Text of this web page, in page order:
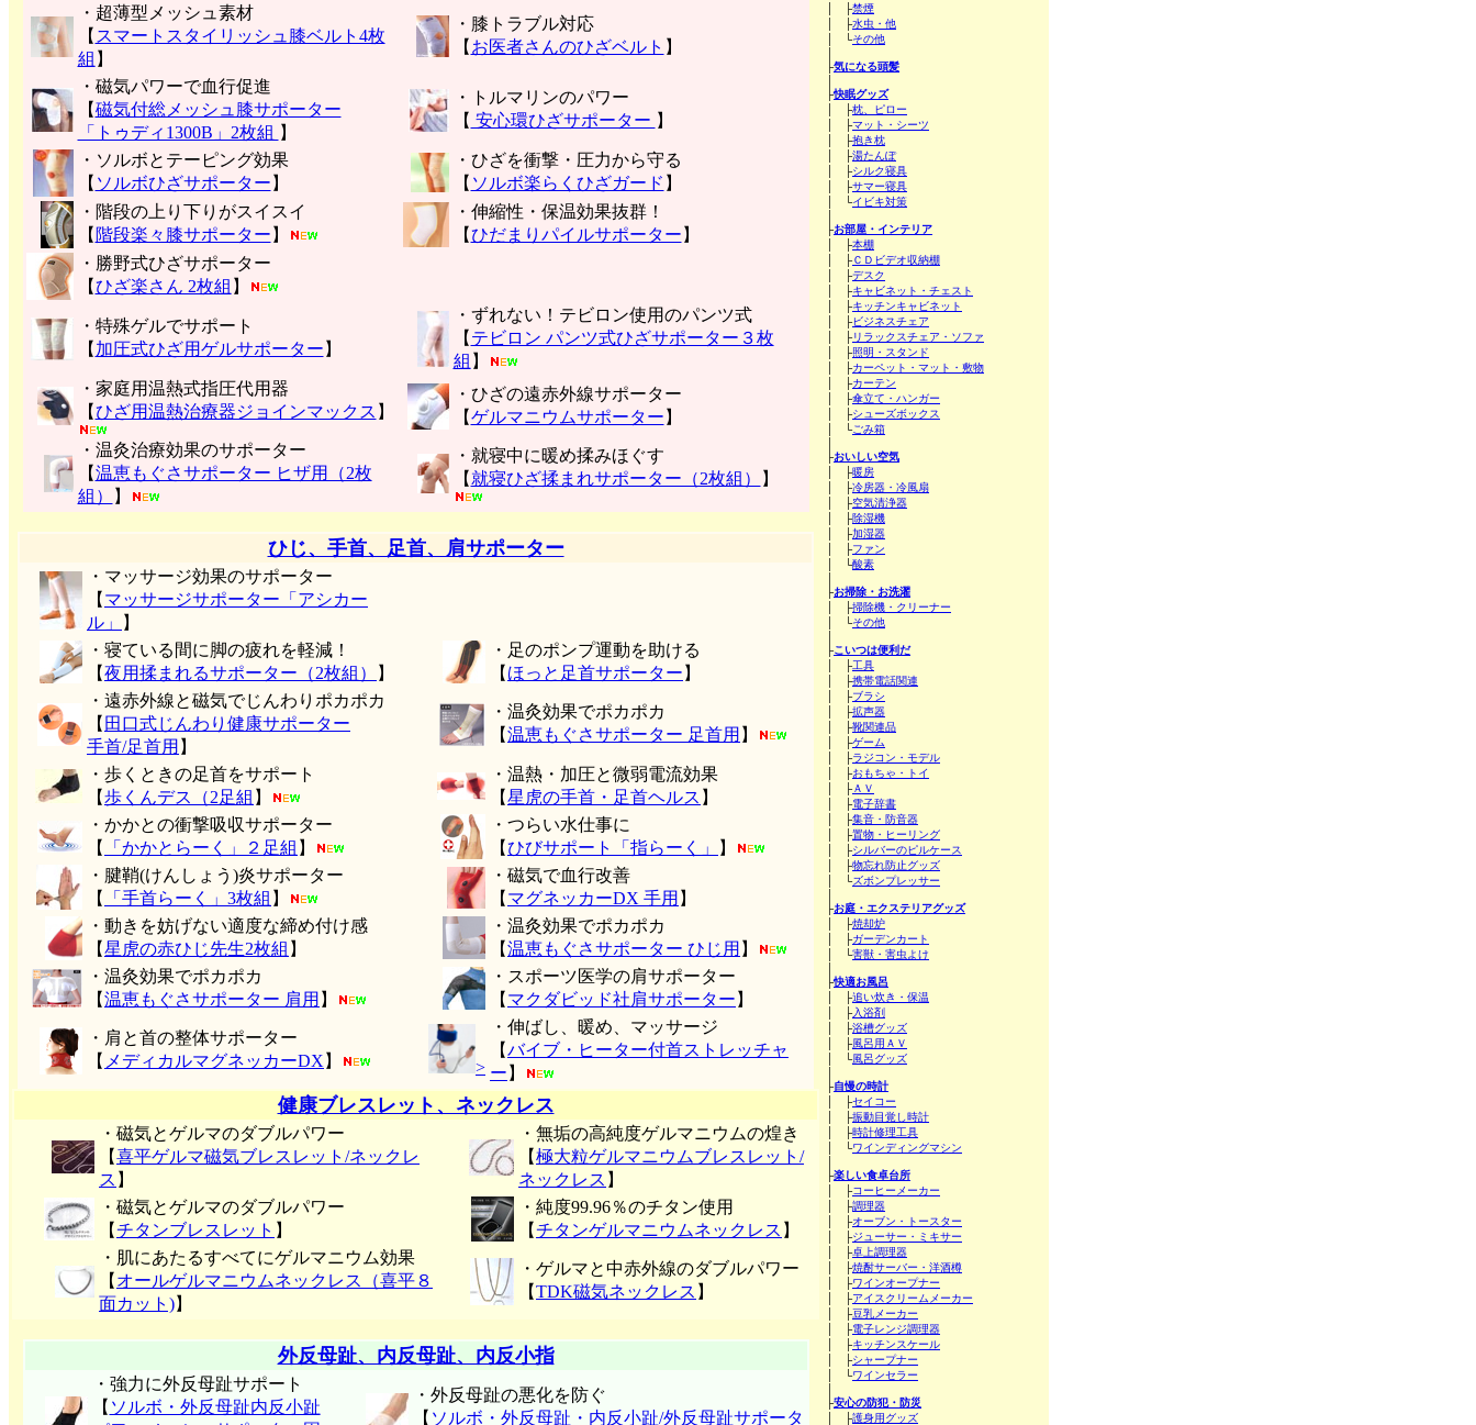
│ ├禁煙
│ ├水虫・他
│ └その他
├気になる頭髪
├快眠グッズ
│ ├枕、ピロー
│ ├マット・シーツ
│ ├抱き枕
│ ├湯たんぽ
│ ├シルク寝具
│ ├サマー寝具
│ └イビキ対策
├お部屋・インテリア
│ ├本棚
│ ├ＣＤビデオ収納棚
│ ├デスク
│ ├キャビネット・チェスト
│ ├キッチンキャビネット
│ ├ビジネスチェア
│ ├リラックスチェア・ソファ
│ ├照明・スタンド
│ ├カーペット・マット・敷物
│ ├カーテン
│ ├傘立て・ハンガー
│ ├シューズボックス
│ └ごみ箱
├おいしい空気
│ ├暖房
│ ├冷房器・冷風扇
│ ├空気清浄器
│ ├除湿機
│ ├加湿器
│ ├ファン
│ └酸素
├お掃除・お洗濯
│ ├掃除機・クリーナー
│ └その他
├こいつは便利だ
│ ├工具
│ ├携帯電話関連
│ ├ブラシ
│ ├拡声器
│ ├靴関連品
│ ├ゲーム
│ ├ラジコン・モデル
│ ├おもちゃ・トイ
│ ├ＡＶ
│ ├電子辞書
│ ├集音・防音器
│ ├置物・ヒーリング
│ ├シルバーのピルケース
│ ├物忘れ防止グッズ
│ └ズボンプレッサー
├お庭・エクステリアグッズ
│ ├焼却炉
│ ├ガーデンカート
│ └害獣・害虫よけ
├快適お風呂
│ ├追い炊き・保温
│ ├入浴剤
│ ├浴槽グッズ
│ ├風呂用ＡＶ
│ └風呂グッズ
├自慢の時計
│ ├セイコー
│ ├振動目覚し時計
│ ├時計修理工具
│ └ワインディングマシン
├楽しい食卓台所
│ ├コーヒーメーカー
│ ├調理器
│ ├オーブン・トースター
│ ├ジューサー・ミキサー
│ ├卓上調理器
│ ├焼酎サーバー・洋酒樽
│ ├ワインオープナー
│ ├アイスクリームメーカー
│ ├豆乳メーカー
│ ├電子レンジ調理器
│ ├キッチンスケール
│ ├シャープナー
│ └ワインセラー
├安心の防犯・防災
│ ├護身用グッズ
・超薄型メッシュ素材
【 スマートスタイリッシュ膝ベルト4枚
組 】
・膝トラブル対応
【 お医者さんのひざベルト 】
・磁気パワーで血行促進
【磁気付総メッシュ膝サポーター
「トゥディ1300B」2枚組 】
・トルマリンのパワー
【 安心環ひざサポーター 】
・ソルボとテーピング効果
【 ソルボひざサポーター 】
・ひざを衝撃・圧力から守る
【 ソルボ楽らくひざガード 】
・階段の上り下りがスイスイ
【 階段楽々膝サポーター 】
・伸縮性・保温効果抜群！
【ひだまりパイルサポーター 】
・勝野式ひざサポーター
【ひざ楽さん 2枚組 】
・特殊ゲルでサポート
【 加圧式ひざ用ゲルサポーター 】
・ずれない！テビロン使用のパンツ式
【 テビロン パンツ式ひざサポーター３枚
組 】
・家庭用温熱式指圧代用器
【ひざ用温熱治療器ジョインマックス 】
・ひざの遠赤外線サポーター
【ゲルマニウムサポーター 】
・温灸治療効果のサポーター
【温恵もぐさサポーター ヒザ用（2枚
組）
】
・就寝中に暖め揉みほぐす
【 就寝ひざ揉まれサポーター（2枚組） 】
ひじ、手首、足首、肩サポーター
・マッサージ効果のサポーター
【 マッサージサポーター「アシカー
ル」
】
・寝ている間に脚の疲れを軽減！
【夜用揉まれるサポーター（2枚組） 】
・足のポンプ運動を助ける
【 ほっと足首サポーター 】
・遠赤外線と磁気でじんわりポカポカ
【 田口式じんわり健康サポーター
手首/足首用 】
・温灸効果でポカポカ
【温恵もぐさサポーター 足首用 】
・歩くときの足首をサポート
【歩くんデス（2足組 】
・温熱・加圧と微弱電流効果
【星虎の手首・足首ヘルス 】
・かかとの衝撃吸収サポーター
【
「かかとらーく」２足組 】
・つらい水仕事に
【ひびサポート「指らーく」
】
・腱鞘(けんしょう)炎サポーター
【
「手首らーく」3枚組 】
・磁気で血行改善
【 マグネッカーDX 手用 】
・動きを妨げない適度な締め付け感
【星虎の赤ひじ先生2枚組 】
・温灸効果でポカポカ
【温恵もぐさサポーター ひじ用 】
・温灸効果でポカポカ
【温恵もぐさサポーター 肩用 】
・スポーツ医学の肩サポーター
【 マクダビッド社肩サポーター 】
・肩と首の整体サポーター
【 メディカルマグネッカーDX 】 >
・伸ばし、暖め、マッサージ
【バイブ・ヒーター付首ストレッチャ
ー 】
健康ブレスレット、ネックレス
・磁気とゲルマのダブルパワー
【喜平ゲルマ磁気ブレスレット/ネックレ
ス 】
・無垢の高純度ゲルマニウムの煌き
【極大粒ゲルマニウムブレスレット/
ネックレス 】
・磁気とゲルマのダブルパワー
【チタンブレスレット 】
・純度99.96％のチタン使用
【チタンゲルマニウムネックレス 】
・肌にあたるすべてにゲルマニウム効果
【 オールゲルマニウムネックレス（喜平８
面カット)】
・ゲルマと中赤外線のダブルパワー
【TDK磁気ネックレス 】
外反母趾、内反母趾、内反小指
・強力に外反母趾サポート
【 ソルボ・外反母趾内反小趾
・外反母趾の悪化を防ぐ
【 ソルボ・外反母趾・内反小趾/外反母趾サポータ